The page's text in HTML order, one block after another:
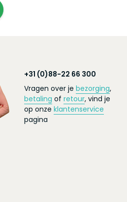
+31 (0)88-22 66 300
Vragen over je bezorging,
betaling of retour, vind je
op onze klantenservice
pagina